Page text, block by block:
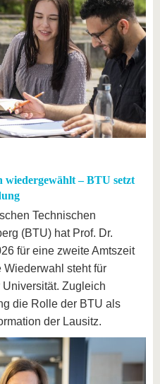
wiedergewählt – BTU setzt
Technischen
(BTU) hat Prof. Dr.
für eine zweite Amtszeit
steht für
Zugleich
die Rolle der BTU als
der Lausitz.